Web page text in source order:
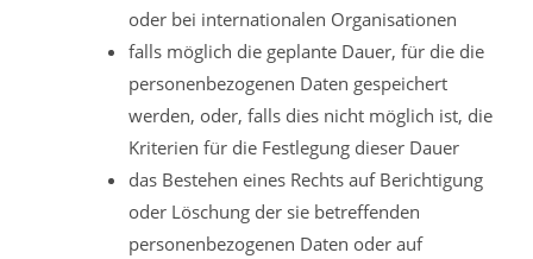
oder bei internationalen Organisationen
falls möglich die geplante Dauer, für die die
personenbezogenen Daten gespeichert
werden, oder, falls dies nicht möglich ist, die
Kriterien für die Festlegung dieser Dauer
das Bestehen eines Rechts auf Berichtigung
oder Löschung der sie betreffenden
personenbezogenen Daten oder auf